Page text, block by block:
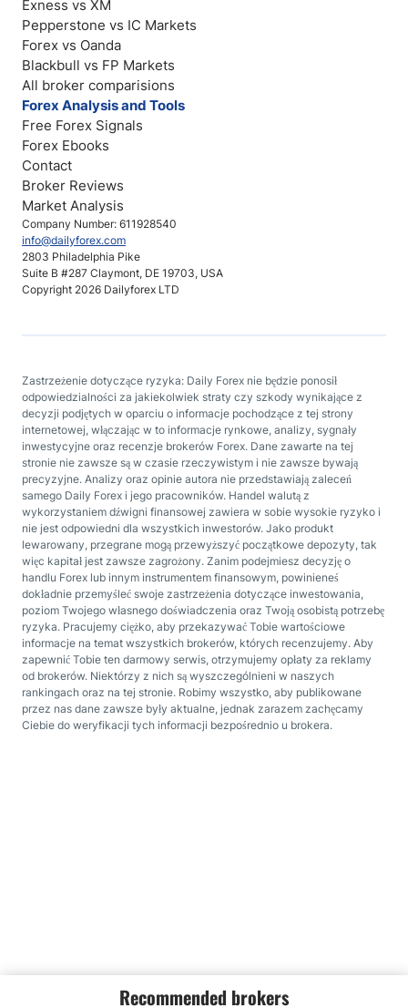
Recommended brokers
Company Number: 611928540
info@dailyforex.com
2803 Philadelphia Pike
Suite B #287 Claymont, DE 19703, USA
Copyright 2026 Dailyforex LTD
Exness vs XM
Pepperstone vs IC Markets
Forex vs Oanda
Blackbull vs FP Markets
All broker comparisions
Forex Analysis and Tools
Free Forex Signals
Forex Ebooks
Contact
Broker Reviews
Market Analysis
Zastrzeżenie dotyczące ryzyka: Daily Forex nie będzie ponosił
odpowiedzialności za jakiekolwiek straty czy szkody wynikające z
decyzji podjętych w oparciu o informacje pochodzące z tej strony
internetowej, włączając w to informacje rynkowe, analizy, sygnały
inwestycyjne oraz recenzje brokerów Forex. Dane zawarte na tej
stronie nie zawsze są w czasie rzeczywistym i nie zawsze bywają
precyzyjne. Analizy oraz opinie autora nie przedstawiają zaleceń
samego Daily Forex i jego pracowników. Handel walutą z
wykorzystaniem dźwigni finansowej zawiera w sobie wysokie ryzyko i
nie jest odpowiedni dla wszystkich inwestorów. Jako produkt
lewarowany, przegrane mogą przewyższyć początkowe depozyty, tak
więc kapitał jest zawsze zagrożony. Zanim podejmiesz decyzję o
handlu Forex lub innym instrumentem finansowym, powinieneś
dokładnie przemyśleć swoje zastrzeżenia dotyczące inwestowania,
poziom Twojego własnego doświadczenia oraz Twoją osobistą potrzebę
ryzyka. Pracujemy ciężko, aby przekazywać Tobie wartościowe
informacje na temat wszystkich brokerów, których recenzujemy. Aby
zapewnić Tobie ten darmowy serwis, otrzymujemy opłaty za reklamy
od brokerów. Niektórzy z nich są wyszczególnieni w naszych
rankingach oraz na tej stronie. Robimy wszystko, aby publikowane
przez nas dane zawsze były aktualne, jednak zarazem zachęcamy
Ciebie do weryfikacji tych informacji bezpośrednio u brokera.